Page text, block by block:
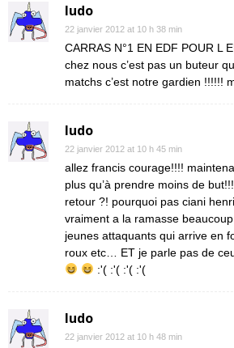
ludo
22 janvier 2012 at 10 h 38 min
CARRAS N°1 EN EDF POUR L
chez nous c’est pas un buteur
matchs c’est notre gardien !!!!!!
ludo
22 janvier 2012 at 10 h 45 min
allez francis courage!!!!
plus qu’à prendre moins de
retour ?! pourquoi pas ciani
vraiment a la ramasse
jeunes attaquants qui arrive en
roux etc… ET je parle pas de
:'( :'( :'( :'(
ludo
22 janvier 2012 at 10 h 48 min